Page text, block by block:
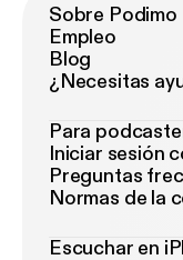
Sobre Podimo
Empleo
Blog
¿Necesitas
Para
Iniciar sesión
Preguntas
Normas de la
Escuchar en